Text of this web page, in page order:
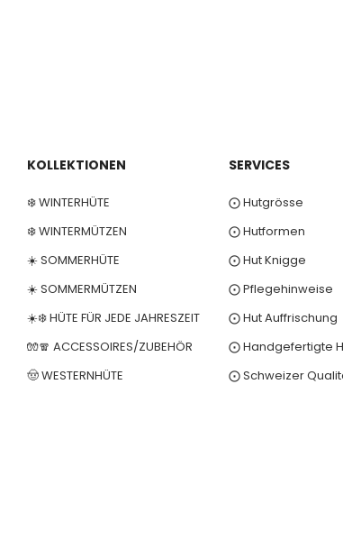
KOLLEKTIONEN
❄️ WINTERHÜTE
❄️ WINTERMÜTZEN
☀️ SOMMERHÜTE
☀️ SOMMERMÜTZEN
☀️❄️ HÜTE FÜR JEDE JAHRESZEIT
🧤🧣 ACCESSOIRES/ZUBEHÖR
🤠 WESTERNHÜTE
SERVICES
⨀ Hutgrösse
⨀ Hutformen
⨀ Hut Knigge
⨀ Pflegehinweise
⨀ Hut Auffrischung
⨀ Handgefertigte
⨀ Schweizer